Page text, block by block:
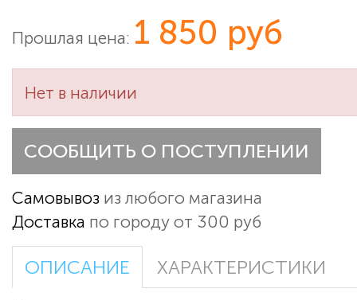
Прошлая цена: 1 850 руб
Нет в наличии
СООБЩИТЬ О ПОСТУПЛЕНИИ
Самовывоз из любого магазина
Доставка по городу от 300 руб
ОПИСАНИЕ ХАРАКТЕРИСТИКИ